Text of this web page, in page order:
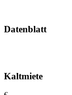
Datenblatt
Kaltmiete